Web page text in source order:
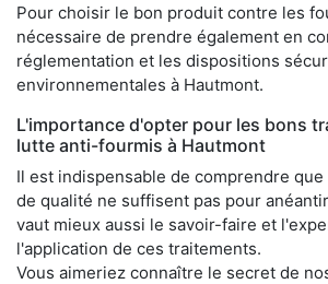
Pour choisir le bon produit contre les
nécessaire de prendre également en
réglementation et les dispositions
environnementales à Hautmont.
L'importance d'opter pour les bons
lutte anti-fourmis à Hautmont
Il est indispensable de comprendre
de qualité ne suffisent pas pour
vaut mieux aussi le savoir-faire et
l'application de ces traitements.
Vous aimeriez connaître le secret de